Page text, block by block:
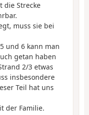
die Strecke
muss sie bei
und 6 kann man
getan haben
2/3 etwas
insbesondere
Teil hat uns
der Familie.